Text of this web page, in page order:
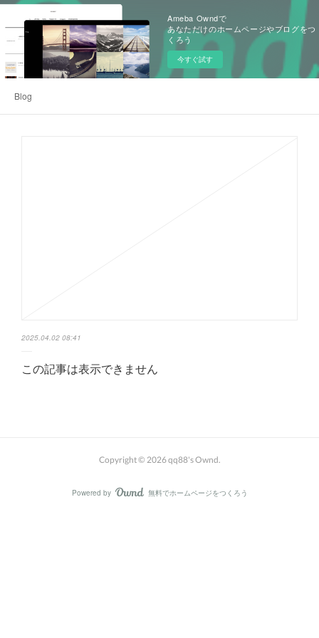
Ameba Owndで
あなただけのホームページやブログをつ
くろう
今すぐ試す
Blog
2025.04.02 08:41
この記事は表示できません
Copyright © 2026qq88's Ownd.
Powered by AmebaOwnd
無料でホームページをつくろう